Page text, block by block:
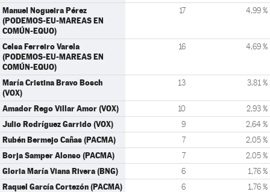
Manuel Nogueira Pérez
(PODEMOS-EU-MAREAS EN
COMÚN-EQUO)
17 4,99 %
Celsa Ferreiro Varela
(PODEMOS-EU-MAREAS EN
COMÚN-EQUO)
16 4,69 %
María Cristina Bravo Bosch
(VOX)
13 3,81 %
Amador Rego Villar Amor (VOX) 10 2,93 %
Julio Rodríguez Garrido (VOX) 9 2,64 %
Rubén Bermejo Cañas (PACMA) 7 2,05 %
Borja Samper Alonso (PACMA) 7 2,05 %
Gloria María Viana Rivera (BNG) 6 1,76 %
Raquel García Cortezón (PACMA) 6 1,76 %